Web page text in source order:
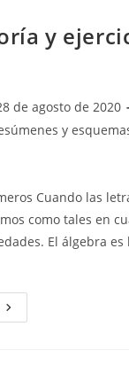
y
de agosto de 2020
y
Cuando las
como tales en
El álgebra es
Álgebra: